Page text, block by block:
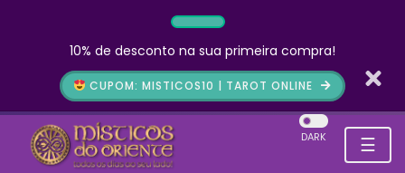
10% de desconto na sua primeira compra!
CUPOM: MISTICOS10 | TAROT ONLINE
☰
DARK